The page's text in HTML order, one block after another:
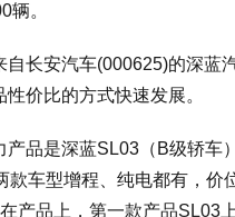
辆。
自长安汽车(000625)的深蓝
性价比的方式快速发展。
产品是深蓝SL03（B级轿车
款车型增程、纯电都有，价
产品上，第一款产品SL03